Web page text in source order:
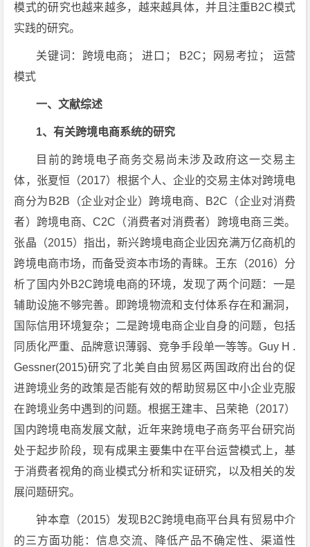
模式的研究也越来越多，越来越具体，并且注重B2C模式
实践的研究。
关键词：跨境电商； 进口； B2C；网易考拉； 运营
模式
一、文献综述
1、有关跨境电商系统的研究
目前的跨境电子商务交易尚未涉及政府这一交易主
体，张夏恒（2017）根据个人、企业的交易主体对跨境电
商分为B2B（企业对企业）跨境电商、B2C（企业对消费
者）跨境电商、C2C（消费者对消费者）跨境电商三类。
张晶（2015）指出，新兴跨境电商企业因充满万亿商机的
跨境电商市场，而备受资本市场的青睐。王东（2016）分
析了国内外B2C跨境电商的环境，发现了两个问题：一是
辅助设施不够完善。即跨境物流和支付体系存在和漏洞，
国际信用环境复杂；二是跨境电商企业自身的问题，包括
同质化严重、品牌意识薄弱、竞争手段单一等等。Guy H .
Gessner(2015)研究了北美自由贸易区两国政府出台的促
进跨境业务的政策是否能有效的帮助贸易区中小企业克服
在跨境业务中遇到的问题。根据王建丰、吕荣艳（2017）
国内跨境电商发展文献，近年来跨境电子商务平台研究尚
处于起步阶段，现有成果主要集中在平台运营模式上，基
于消费者视角的商业模式分析和实证研究，以及相关的发
展问题研究。
钟本章（2015）发现B2C跨境电商平台具有贸易中介
的三方面功能：信息交流、降低产品不确定性、渠道性